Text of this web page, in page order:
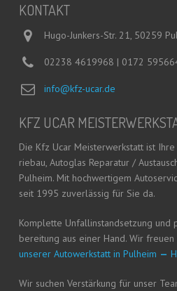
KON­TAKT
Hugo-Junkers-Str. 21, 50259
02238 4619968 | 0172
info@kfz-ucar.de
KFZ UCAR
Die Kfz Ucar Meis­ter­werk­statt ist
rie­bau, Auto­glas Repa­ra­tur /
Pul­heim. Mit hoch­wer­ti­gem
seit 1995 zuver­läs­sig für Sie da.
Kom­plet­te Unfall­in­stand­set­zung
be­rei­tung aus einer Hand. Wir freu­en
unse­rer Auto­werk­statt in Pul­heim —
Wir suchen Ver­stär­kung für unser